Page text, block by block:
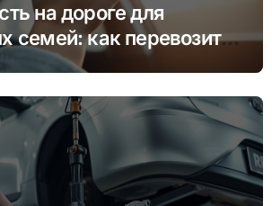
на дороге для
семей: как перевозить
и детей